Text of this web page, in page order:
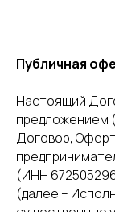
Публичная
Настоящий
предложением
Договор,
(ИНН
(далее –